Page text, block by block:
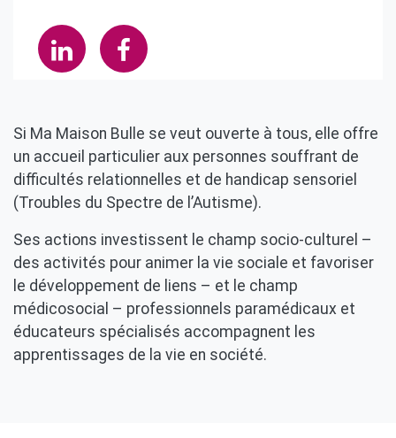
Si Ma Maison Bulle se veut ouverte à tous, elle offre
un accueil particulier aux personnes souffrant de
difficultés relationnelles et de handicap sensoriel
(Troubles du Spectre de l’Autisme).
Ses actions investissent le champ socio-culturel –
des activités pour animer la vie sociale et favoriser
le développement de liens – et le champ
médicosocial – professionnels paramédicaux et
éducateurs spécialisés accompagnent les
apprentissages de la vie en société.